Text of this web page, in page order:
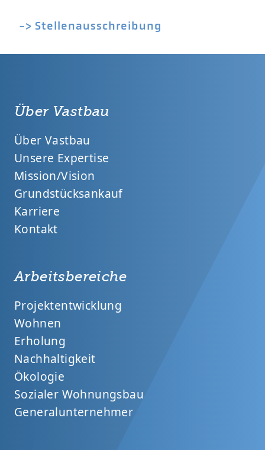
-> Stellenausschreibung
Über Vastbau
Über Vastbau
Unsere Expertise
Mission/Vision
Grundstücksankauf
Karriere
Kontakt
Arbeitsbereiche
Projektentwicklung
Wohnen
Erholung
Nachhaltigkeit
Ökologie
Sozialer Wohnungsbau
Generalunternehmer